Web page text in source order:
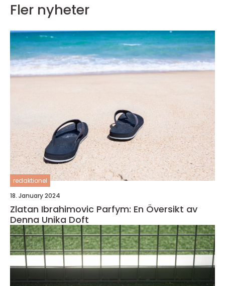
Fler nyheter
redaktionel
18. January 2024
Zlatan Ibrahimovic Parfym: En Översikt av
Denna Unika Doft